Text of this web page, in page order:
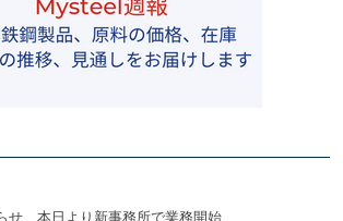
せ 本日より新事務所で業務開始